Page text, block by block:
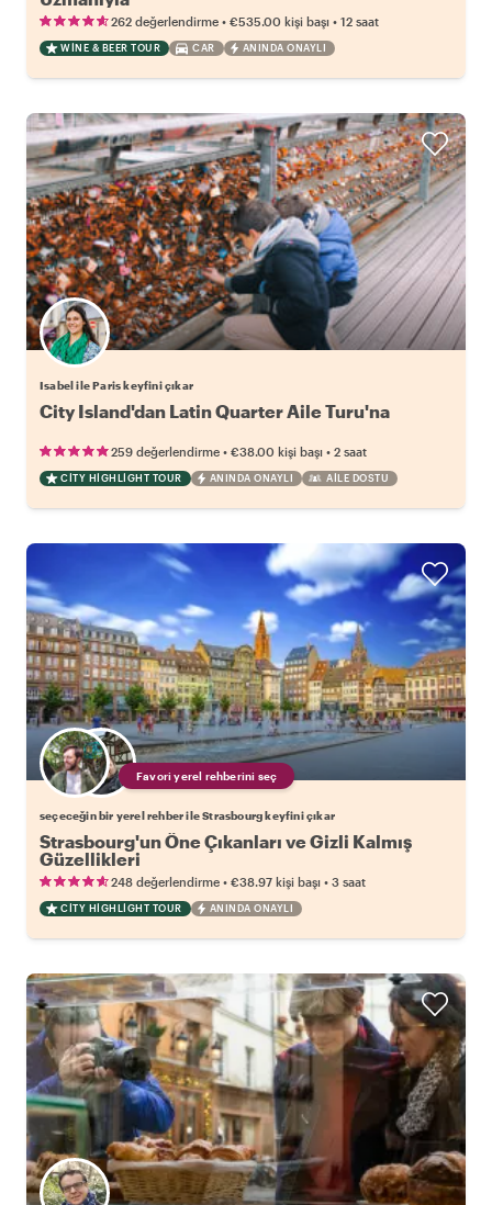
262 değerlendirme • €535.00 kişi başı • 12 saat
WINE & BEER TOUR CAR ANINDA ONAYLI
Isabel ile Paris keyfini çıkar
City Island'dan Latin Quarter Aile Turu'na
259 değerlendirme • €38.00 kişi başı • 2 saat
CITY HIGHLIGHT TOUR ANINDA ONAYLI AILE DOSTU
Favori yerel rehberini seç
seçeceğin bir yerel rehber ile Strasbourg keyfini çıkar
Strasbourg'un Öne Çıkanları ve Gizli Kalmış
Güzellikleri
248 değerlendirme • €38.97 kişi başı • 3 saat
CITY HIGHLIGHT TOUR ANINDA ONAYLI